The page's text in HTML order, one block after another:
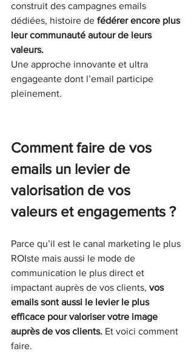
construit des campagnes emails
dédiées, histoire de fédérer encore plus
leur communauté autour de leurs
valeurs.
Une approche innovante et ultra
engageante dont l’email participe
pleinement.
Comment faire de vos
emails un levier de
valorisation de vos
valeurs et engagements ?
Parce qu’il est le canal marketing le plus
ROIste mais aussi le mode de
communication le plus direct et
impactant auprès de vos clients, vos
emails sont aussi le levier le plus
efficace pour valoriser votre image
auprès de vos clients. Et voici comment
faire.